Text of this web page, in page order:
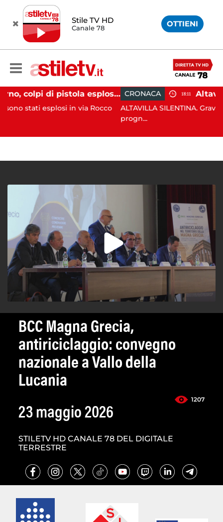
Stile TV HD
Canale 78 OTTIENI
Salerno, colpi di pistola esplosi a Pastena: paura tra i residenti
in via Rocco
CRONACA 18:11
ALTAVILLA SILENTINA. Grave incidente in
BCC Magna Grecia,
antiriciclaggio: convegno
nazionale a Vallo della
Lucania
1207
23 maggio 2026
STILETV HD CANALE 78 DEL DIGITALE
TERRESTRE